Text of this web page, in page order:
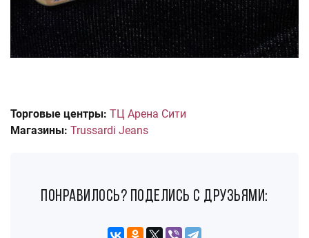
Торговые центры: ТЦ Арена Сити
Магазины: Trussardi Jeans
понравилось? поделись с друзьями: